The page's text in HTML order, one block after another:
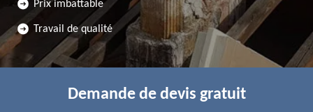
Prix imbattable
Travail de qualité
Demande de devis gratuit